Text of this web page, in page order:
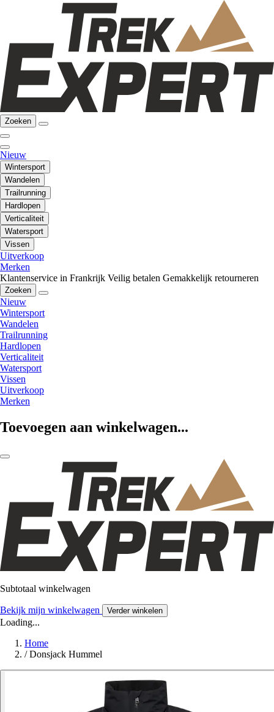
Zoeken
Nieuw
Wintersport
Wandelen
Trailrunning
Hardlopen
Verticaliteit
Watersport
Vissen
Uitverkoop
Merken
Klantenservice in Frankrijk Veilig betalen Gemakkelijk retourneren
Zoeken
Nieuw
Wintersport
Wandelen
Trailrunning
Hardlopen
Verticaliteit
Watersport
Vissen
Uitverkoop
Merken
Toevoegen aan winkelwagen...
Subtotaal winkelwagen
Bekijk mijn winkelwagen Verder winkelen
Loading...
Home
/ Donsjack Hummel